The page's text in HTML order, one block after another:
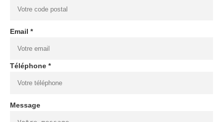
Email *
Téléphone *
Message